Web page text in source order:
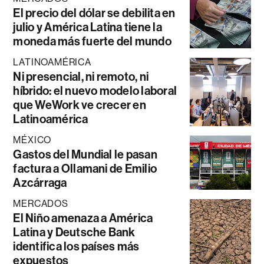
El precio del dólar se debilita en
julio y América Latina tiene la
moneda más fuerte del mundo
LATINOAMÉRICA
Ni presencial, ni remoto, ni
híbrido: el nuevo modelo laboral
que WeWork ve crecer en
Latinoamérica
MÉXICO
Gastos del Mundial le pasan
factura a Ollamani de Emilio
Azcárraga
MERCADOS
El Niño amenaza a América
Latina y Deutsche Bank
identifica los países más
expuestos